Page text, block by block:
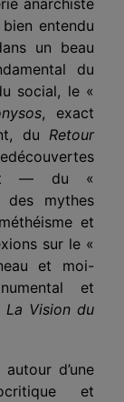
entendu
un beau
du
social, le «
, exact
du Retour
— du «
des mythes
et
sur le «
et moi-
et
La Vision du
d’une
et